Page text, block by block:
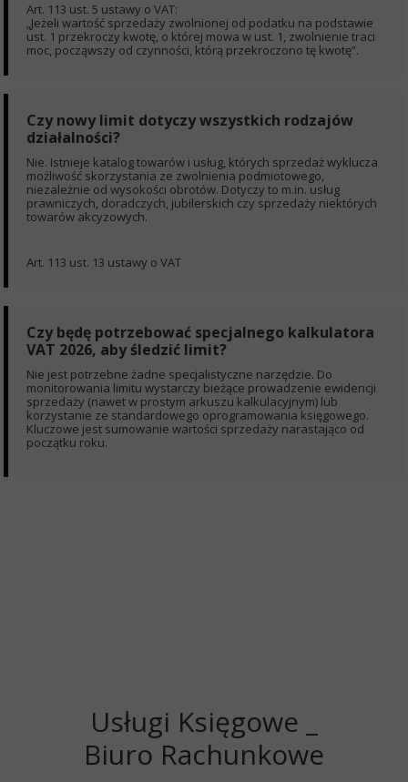
Art. 113 ust. 5 ustawy o VAT:
„Jeżeli wartość sprzedaży zwolnionej od podatku na podstawie
ust. 1 przekroczy kwotę, o której mowa w ust. 1, zwolnienie traci
moc, począwszy od czynności, którą przekroczono tę kwotę”.
Czy nowy limit dotyczy wszystkich rodzajów
działalności?
Nie. Istnieje katalog towarów i usług, których sprzedaż wyklucza
możliwość skorzystania ze zwolnienia podmiotowego,
niezależnie od wysokości obrotów. Dotyczy to m.in. usług
prawniczych, doradczych, jubilerskich czy sprzedaży niektórych
towarów akcyzowych.
Art. 113 ust. 13 ustawy o VAT
Czy będę potrzebować specjalnego kalkulatora
VAT 2026, aby śledzić limit?
Nie jest potrzebne żadne specjalistyczne narzędzie. Do
monitorowania limitu wystarczy bieżące prowadzenie ewidencji
sprzedaży (nawet w prostym arkuszu kalkulacyjnym) lub
korzystanie ze standardowego oprogramowania księgowego.
Kluczowe jest sumowanie wartości sprzedaży narastająco od
początku roku.
Usługi Księgowe _
Biuro Rachunkowe